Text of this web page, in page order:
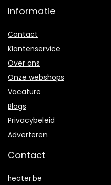
Informatie
Contact
Klantenservice
Over ons
Onze webshops
Vacature
Blogs
Privacybeleid
Adverteren
Contact
heater.be